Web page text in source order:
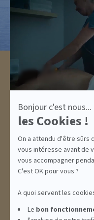
En
Axeptio
Bonjour c'est nous...
les Cookies !
On a attendu d'être sûrs
vous intéresse avant de
vous accompagner
C'est OK pour vous ?
A quoi servent les
Le bon